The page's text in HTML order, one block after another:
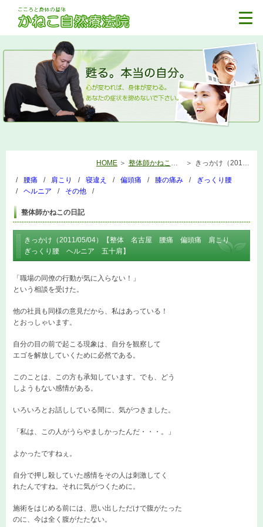
HOME 整体師かねこの日記 きっかけ（2011/05/04）【整体 名古屋 腰痛 偏頭痛 肩こり ぎっくり腰 ヘルニア 五十肩】
腰痛 肩こり 寝違え 偏頭痛 膝の痛み
ぎっくり腰
ヘルニア
その他
整体師かねこの日記
きっかけ（2011/05/04）【整体 名古屋 腰痛 偏頭痛 肩こり
ぎっくり腰 ヘルニア 五十肩】
「職場の同僚の行動が気に入らない！」
という相談を受けた。
他の社員も同様の意見だから、私はあっている！
とおっしゃいます。
自分の目の前で起こる現象は、自分を観察して
エゴを解放していくために必然である。
このことは、この方も承知しています。でも、どう
しようもない感情がある。
いろいろとお話ししている間に、気がつきました。
「私は、この人がうらやましかったんだ・・・。」
よかったですねぇ。
自分で押し殺していた感情をその人は刺激してく
れたんですね。それに気がつくために。
施術をはじめる前には、思い出しただけで腹がたった
のに、今は全く腹がたたない。